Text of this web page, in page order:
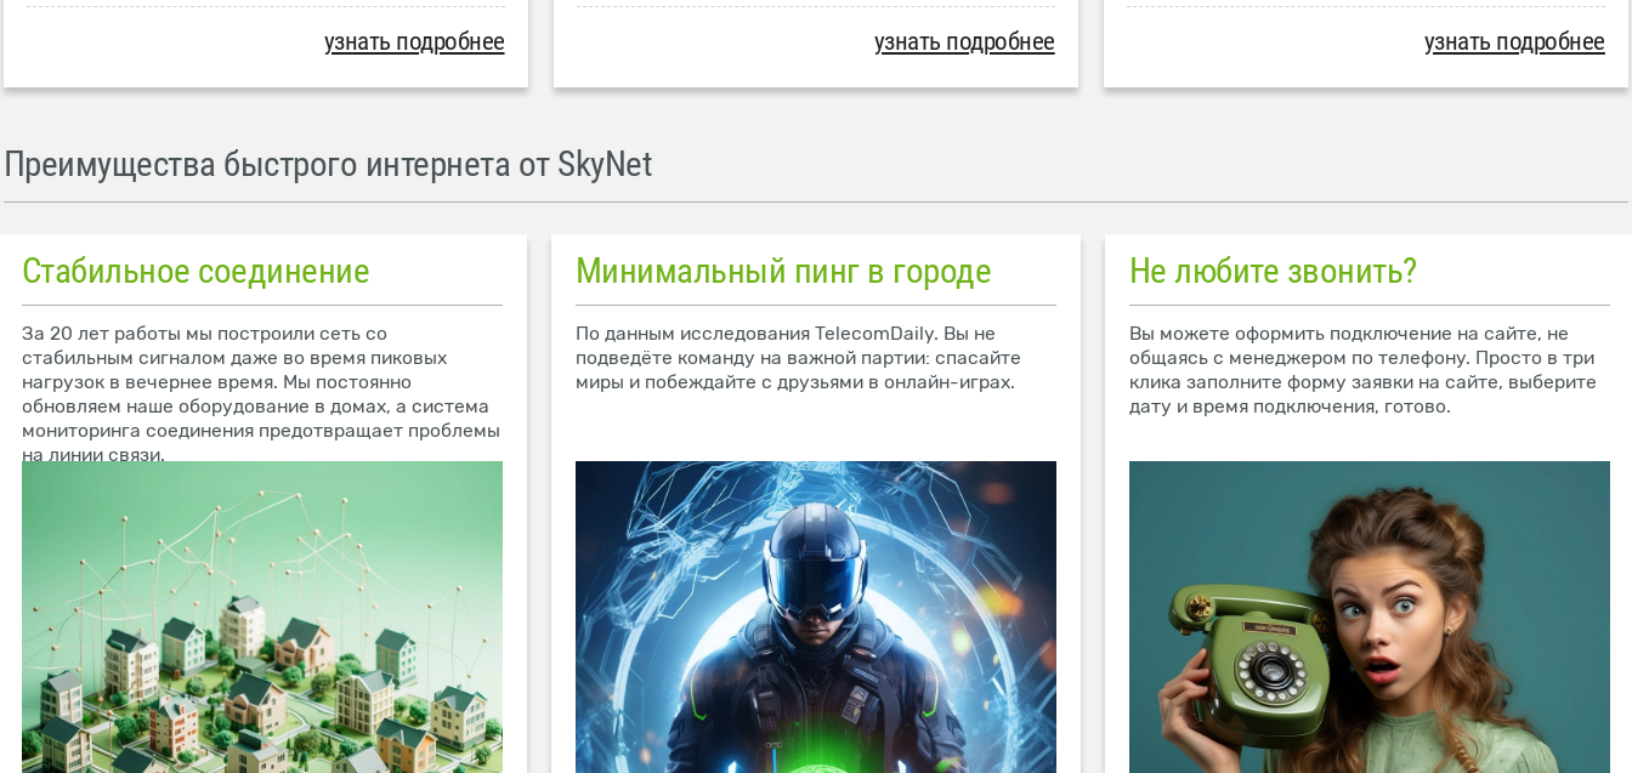
узнать подробнее узнать подробнее узнать подробнее
Преимущества быстрого интернета от SkyNet
Стабильное соединение
За 20 лет работы мы построили сеть со
стабильным сигналом даже во время пиковых
нагрузок в вечернее время. Мы постоянно
обновляем наше оборудование в домах, а система
мониторинга соединения предотвращает проблемы
на линии связи.
Минимальный пинг в городе
По данным исследования TelecomDaily. Вы не
подведёте команду на важной партии: спасайте
миры и побеждайте с друзьями в онлайн-играх.
Не любите звонить?
Вы можете оформить подключение на сайте, не
общаясь с менеджером по телефону. Просто в три
клика заполните форму заявки на сайте, выберите
дату и время подключения, готово.